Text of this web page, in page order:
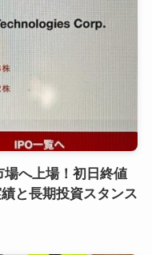
場へ上場！初日終値
と長期投資スタンス